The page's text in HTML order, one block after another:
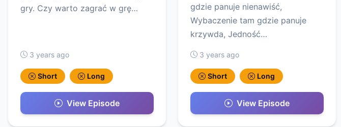
gry. Czy warto zagrać w grę…
3 years ago
Short Long
View Episode
gdzie panuje nienawiść,
Wybaczenie tam gdzie panuje
krzywda, Jedność…
3 years ago
Short Long
View Episode